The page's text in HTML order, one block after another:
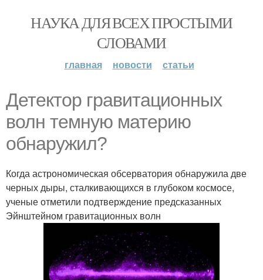
НАУКА ДЛЯ ВСЕХ ПРОСТЫМИ
СЛОВАМИ
главная новости статьи
Детектор гравитационных
волн темную материю
обнаружил?
Когда астрономическая обсерватория обнаружила две
черных дыры, сталкивающихся в глубоком космосе,
ученые отметили подтверждение предсказанных
Эйнштейном гравитационных волн